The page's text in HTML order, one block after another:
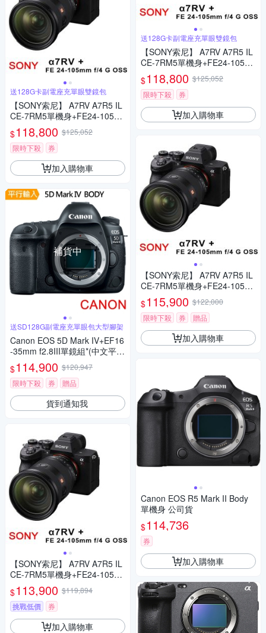
送128G卡副電座充單眼雙鏡包
【SONY索尼】 A7RV A7R5 IL
CE-7RM5單機身+FE24-105m
m G (*(中文平輸)
$118,800 $125,052
限時下殺
券
加入購物車
補貨中
送SD128G副電座充單眼包大型腳架
Canon EOS 5D Mark IV+EF16
-35mm f2.8III單鏡組*(中文平
輸)
$114,900 $120,947
限時下殺
券 贈品
貨到通知我
【SONY索尼】 A7RV A7R5 IL
CE-7RM5單機身+FE24-105m
m G (*(中文平輸)
$113,900 $119,894
挑戰低價
券
加入購物車
送128G卡副電座充單眼雙鏡包
【SONY索尼】 A7RV A7R5 IL
CE-7RM5單機身+FE24-105m
m G (*(中文平輸)
$118,800 $125,052
限時下殺
券
加入購物車
【SONY索尼】 A7RV A7R5 IL
CE-7RM5單機身+FE24-105m
m G (*(中文平輸)
$115,900 $122,000
限時下殺
券 贈品
加入購物車
Canon EOS R5 Mark II Body
單機身 公司貨
$114,736
券
加入購物車